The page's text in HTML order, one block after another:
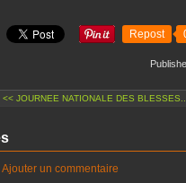
Repost
<< JOURNEE NATIONALE DES BLESSES...
Ajouter un commentaire